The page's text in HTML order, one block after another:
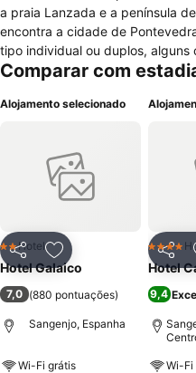
a praia Lanzada e a península
encontra a cidade de
tipo individual ou duplos,
sendo todos eles equipados
banho ^(banheiro) privativa e
imediações. O serviço de
14h00 e as 20h30 e check-out
as 12h00, existe
animais não são admitidos.
Comparar com
Alojamento selecionado
PartilharAdicionar aos
2 Estrelas
Hotel
Hotel Galaico
7,0 (880 pontuações)
Sangenjo, Espanha
Wi-Fi grátis
4 Estrelas
Hotel
9,4
Wi-Fi